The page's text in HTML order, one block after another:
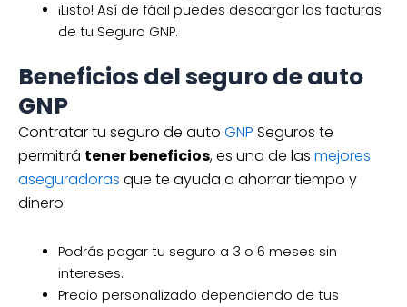
¡Listo! Así de fácil puedes descargar las facturas
de tu Seguro GNP.
Beneficios del seguro de auto
GNP
Contratar tu seguro de auto GNP Seguros te
permitirá tener beneficios, es una de las mejores
aseguradoras que te ayuda a ahorrar tiempo y
dinero:
Podrás pagar tu seguro a 3 o 6 meses sin
intereses.
Precio personalizado dependiendo de tus